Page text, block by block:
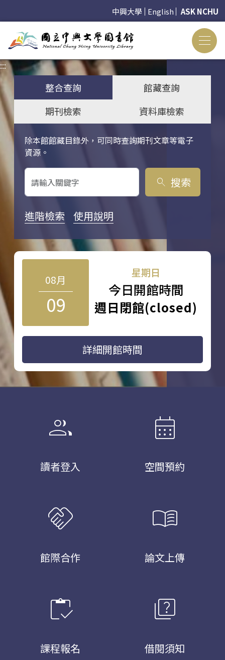
中興大學 English ASK NCHU
:::
整合查詢
館藏查詢
期刊檢索
資料庫檢索
除本館館藏目錄外，可同時查詢期刊文章等電子
資源。
關鍵字搜尋
search 搜索
進階檢索 使用說明
08月
09
星期日
今日開館時間
週日閉館(closed)
詳細開館時間
group
讀者登入
calendar_month
空間預約
handshake
館際合作
menu_book
論文上傳
inventory
課程報名
quiz
借閱須知